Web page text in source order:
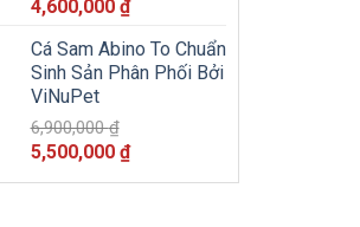
Giá
là:
5,500,000 ₫.
4,600,000 ₫Giá
tại
là:
Cá Sam Abino To Chuẩn
Sinh Sản Phân Phối Bởi
ViNuPet
6,900,000₫
Giá
5,500,000 ₫Giá